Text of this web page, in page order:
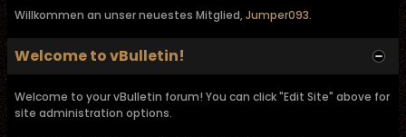
Willkommen an unser neuestes Mitglied,Jumper093.
Welcome to vBulletin!
Welcome to your vBulletin forum! You can click "Edit Site" above for
site administration options.